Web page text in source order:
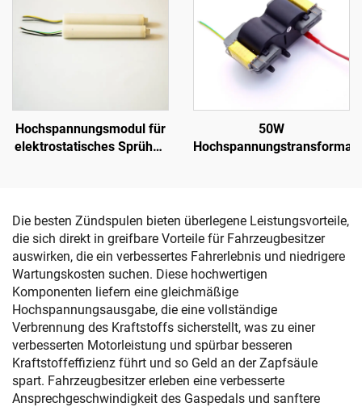
Hochspannungsmodul für
elektrostatisches Sprühen
50W
Die besten Zündspulen bieten überlegene Leistungsvorteile,
die sich direkt in greifbare Vorteile für Fahrzeugbesitzer
auswirken, die ein verbessertes Fahrerlebnis und niedrigere
Wartungskosten suchen. Diese hochwertigen
Komponenten liefern eine gleichmäßige
Hochspannungsausgabe, die eine vollständige
Verbrennung des Kraftstoffs sicherstellt, was zu einer
verbesserten Motorleistung und spürbar besseren
Kraftstoffeffizienz führt und so Geld an der Zapfsäule
spart. Fahrzeugbesitzer erleben eine verbesserte
Ansprechgeschwindigkeit des Gaspedals und sanftere